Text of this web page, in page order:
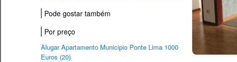
Pode gostar também
Por preço
Alugar Apartamento Municipio Ponte Lima 1000
Euros (20)